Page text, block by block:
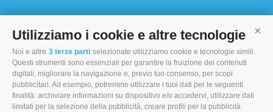
Utilizziamo i cookie e altre tecnologie
Noi e altre 3 terze parti selezionate utilizziamo cookie e tecnologie simili.
Questi strumenti sono essenziali per garantire la fruizione dei contenuti
digitali, migliorare la navigazione e, previo tuo consenso, per scopi
pubblicitari. Ad esempio, potremmo utilizzare i tuoi dati per le seguenti
finalità: archiviare informazioni su dispositivo e/o accedervi, utilizzare dati
limitati per la selezione della pubblicità, creare profili per la pubblicità
I MORI STOCK PRICE EQUIPMENT SRL
Via Maranello, 19
47853 Coriano (RN)